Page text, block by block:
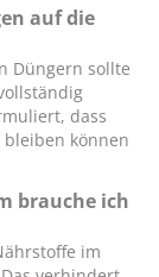
auf die
Düngern sollte
dass
können
brauche ich
im